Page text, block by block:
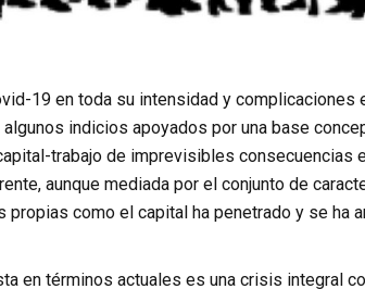
19 en toda su intensidad y complicaciones
indicios apoyados por una base
trabajo de imprevisibles consecuencias
aunque mediada por el conjunto de
como el capital ha penetrado y se ha
en términos actuales es una crisis integral